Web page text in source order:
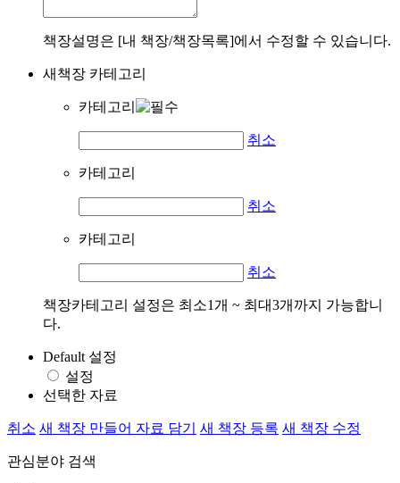
책장설명은 [내 책장/책장목록]에서 수정할 수 있습니다.
새책장 카테고리
카테고리
취소
카테고리
취소
카테고리
취소
책장카테고리 설정은 최소1개 ~ 최대3개까지 가능합니
다.
Default 설정
설정
선택한 자료
취소 새 책장 만들어 자료 담기 새 책장 등록 새 책장 수정
관심분야 검색